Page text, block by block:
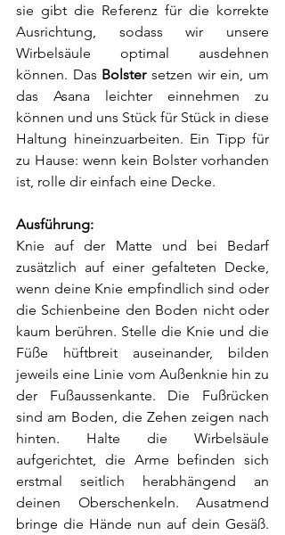
sie gibt die Referenz für die korrekte
Ausrichtung, sodass wir unsere
Wirbelsäule optimal ausdehnen
können. Das Bolster setzen wir ein, um
das Asana leichter einnehmen zu
können und uns Stück für Stück in diese
Haltung hineinzuarbeiten. Ein Tipp für
zu Hause: wenn kein Bolster vorhanden
ist, rolle dir einfach eine Decke.
Ausführung:
Knie auf der Matte und bei Bedarf
zusätzlich auf einer gefalteten Decke,
wenn deine Knie empfindlich sind oder
die Schienbeine den Boden nicht oder
kaum berühren. Stelle die Knie und die
Füße hüftbreit auseinander, bilden
jeweils eine Linie vom Außenknie hin zu
der Fußaussenkante. Die Fußrücken
sind am Boden, die Zehen zeigen nach
hinten. Halte die Wirbelsäule
aufgerichtet, die Arme befinden sich
erstmal seitlich herabhängend an
deinen Oberschenkeln. Ausatmend
bringe die Hände nun auf dein Gesäß.